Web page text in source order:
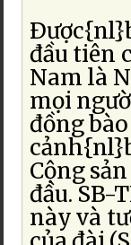
đầu tiên
Nam là
mọi
đồng
Cộng
đầu. SB-
này và